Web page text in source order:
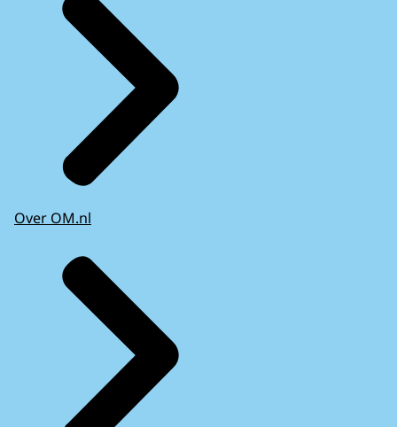
Over OM.nl